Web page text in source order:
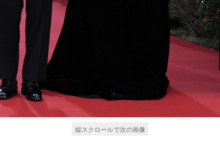
縦スクロールで次の画像